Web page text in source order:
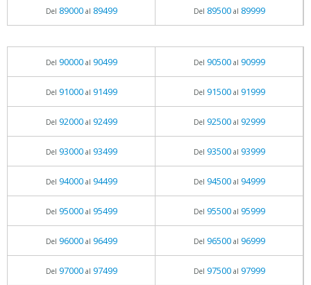
Del 89000al 89499 Del 89500al 89999
Del 90000al 90499 Del 90500al 90999
Del 91000al 91499 Del 91500al 91999
Del 92000al 92499 Del 92500al 92999
Del 93000al 93499 Del 93500al 93999
Del 94000al 94499 Del 94500al 94999
Del 95000al 95499 Del 95500al 95999
Del 96000al 96499 Del 96500al 96999
Del 97000al 97499 Del 97500al 97999